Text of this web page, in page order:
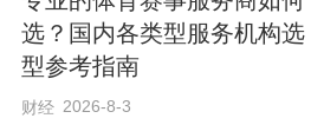
选？国内各类型服务机构选
型参考指南
财经 2026-8-3